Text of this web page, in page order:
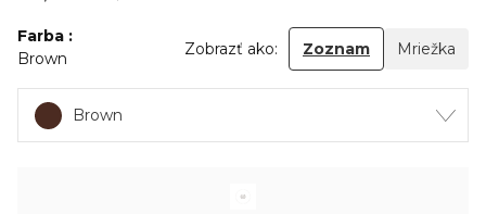
Farba
Brown
Zobrazť ako: Zoznam Mriežka
Brown